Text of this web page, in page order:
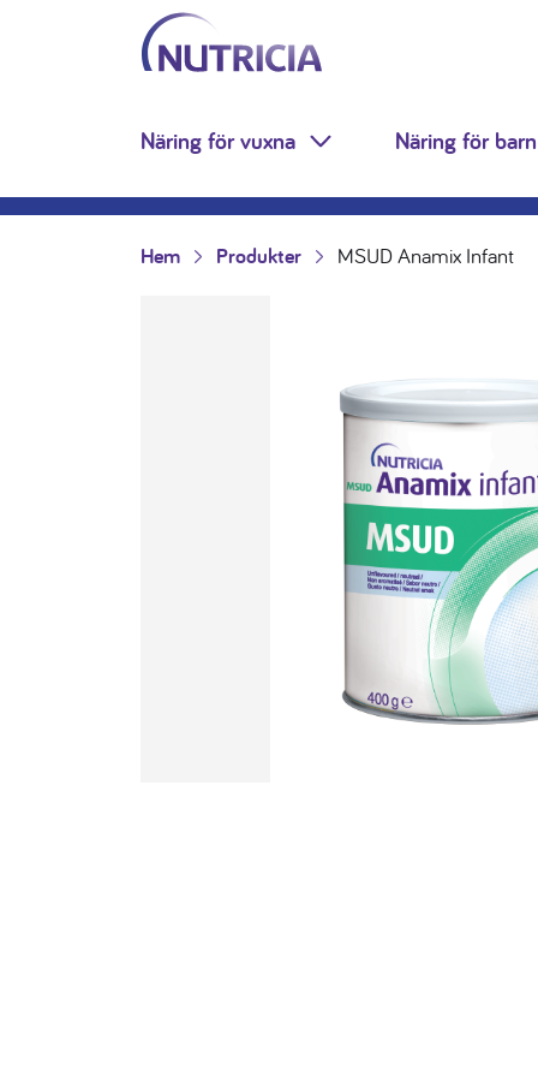
Hoppa till innehåll
Nutricia.se
Näring för vuxna Toggle Dropdown
Näring för barn
Hem Produkter MSUD Anamix Infant